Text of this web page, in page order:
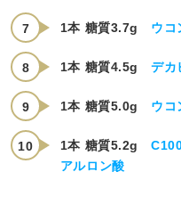
1本 糖質3.7g ウコ
1本 糖質4.5gデカ
1本 糖質5.0g ウコ
1本 糖質5.2g
アルロン酸